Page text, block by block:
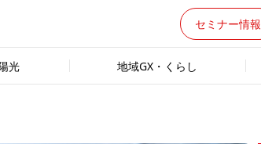
セミナー情報
光 地域GX・くらし